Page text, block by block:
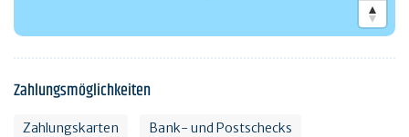
Zahlungsmöglichkeiten
Zahlungskarten Bank- und Postschecks